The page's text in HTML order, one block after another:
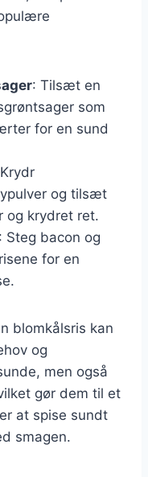
: Tilsæt en
som
for en sund
og tilsæt
krydret ret.
: Steg bacon og
for en
blomkålsris kan
og
men også
gør dem til et
at spise sundt
smagen.